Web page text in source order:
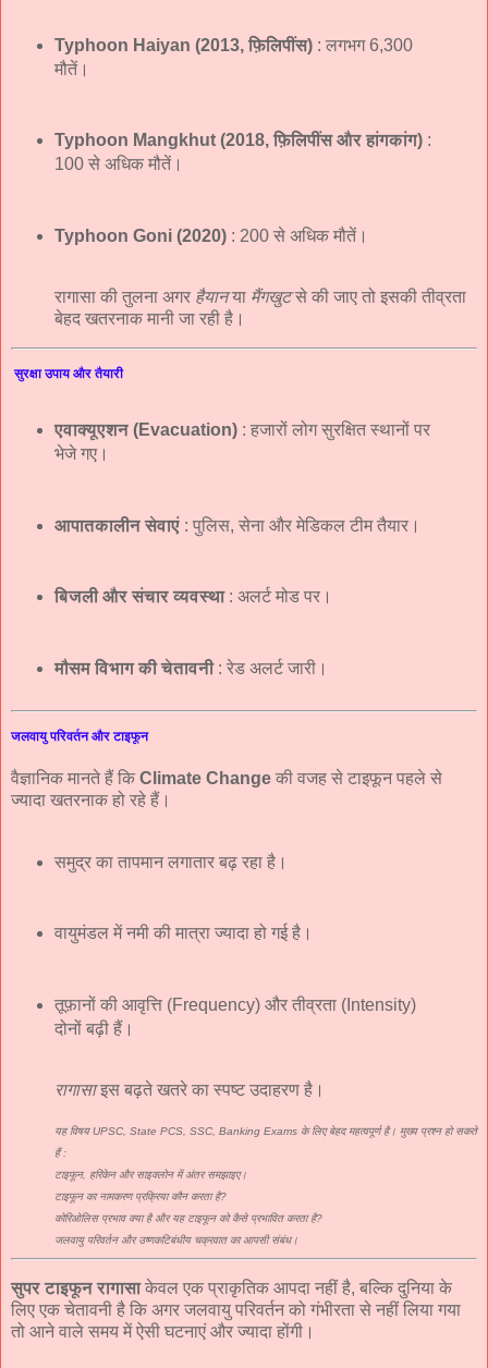
Typhoon Haiyan (2013, फ़िलिपींस): लगभग 6,300
मौतें।
Typhoon Mangkhut (2018, फ़िलिपींस और हांगकांग):
100 से अधिक मौतें।
Typhoon Goni (2020): 200 से अधिक मौतें।
रागासा की तुलना अगर हैयानया मैंगखुटसे की जाए तो इसकी तीव्रता
बेहद खतरनाक मानी जा रही है।
सुरक्षा उपाय और तैयारी
एवाक्यूएशन (Evacuation): हजारों लोग सुरक्षित स्थानों पर
भेजे गए।
आपातकालीन सेवाएं: पुलिस, सेना और मेडिकल टीम तैयार।
बिजली और संचार व्यवस्था: अलर्ट मोड पर।
मौसम विभाग की चेतावनी: रेड अलर्ट जारी।
जलवायु परिवर्तन और टाइफून
वैज्ञानिक मानते हैं कि Climate Change की वजह से टाइफून पहले से
ज्यादा खतरनाक हो रहे हैं।
समुद्र का तापमान लगातार बढ़ रहा है।
वायुमंडल में नमी की मात्रा ज्यादा हो गई है।
तूफ़ानों की आवृत्ति (Frequency) और तीव्रता (Intensity)
दोनों बढ़ी हैं।
रागासाइस बढ़ते खतरे का स्पष्ट उदाहरण है।
यह विषय UPSC, State PCS, SSC, Banking Exams के लिए बेहद महत्वपूर्ण है। मुख्य प्रश्न हो सकते
हैं :
टाइफून, हरिकेन और साइक्लोन में अंतर समझाइए।
टाइफून का नामकरण प्रक्रिया कौन करता है?
कोरिओलिस प्रभाव क्या है और यह टाइफून को कैसे प्रभावित करता है?
जलवायु परिवर्तन और उष्णकटिबंधीय चक्रवात का आपसी संबंध।
सुपर टाइफून रागासाकेवल एक प्राकृतिक आपदा नहीं है, बल्कि दुनिया के
लिए एक चेतावनी है कि अगर जलवायु परिवर्तन को गंभीरता से नहीं लिया गया
तो आने वाले समय में ऐसी घटनाएं और ज्यादा होंगी।